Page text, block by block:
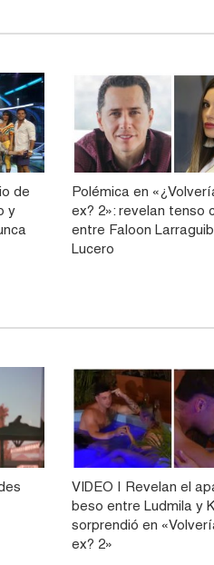
de
y
Polémica en
ex? 2»: revelan tenso
entre Faloon
Lucero
VIDEO | Revelan el
beso entre Ludmila y
sorprendió en
ex? 2»